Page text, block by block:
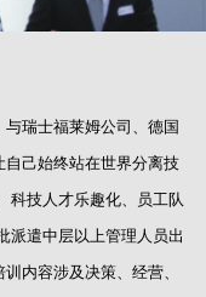
瑞士福莱姆公司、德国
己始终站在世界分离技
科技人才乐趣化、员工队
派遣中层以上管理人员出
内容涉及决策、经营、